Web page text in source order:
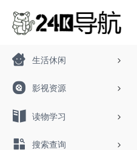
生活休闲
影视资源
读物学习
搜索查询